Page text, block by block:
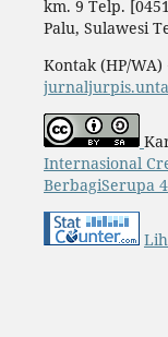
km. 9 Telp.
Palu, Sulawesi
Kontak (HP/
Internasional
BerbagiSerupa